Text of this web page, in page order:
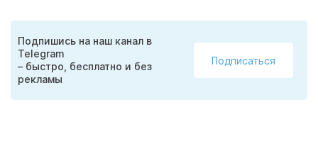
Подпишись на наш канал в
Telegram
– быстро, бесплатно и без
рекламы
Подписаться